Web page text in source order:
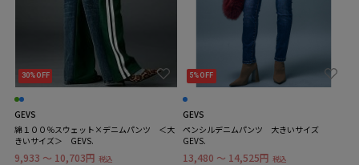
30%OFF
GEVS
綿１００％スウェット×デニムパンツ ＜大
きいサイズ＞ GEVS.
9,933 ～ 10,703円 税込
5%OFF
GEVS
ペンシルデニムパンツ 大きいサイズ
GEVS.
13,480 ～ 14,525円 税込